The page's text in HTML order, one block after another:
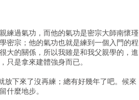
練過氣功，而他的氣功是密宗大師南懷瑾
密宗；他的氣功也就是練到一個入門的程
大的關係，所以我雖是和我父親學的，進
只是拿來建體強身而已。
放下來了沒再練；總有好幾年了吧。候來
什麼地步。